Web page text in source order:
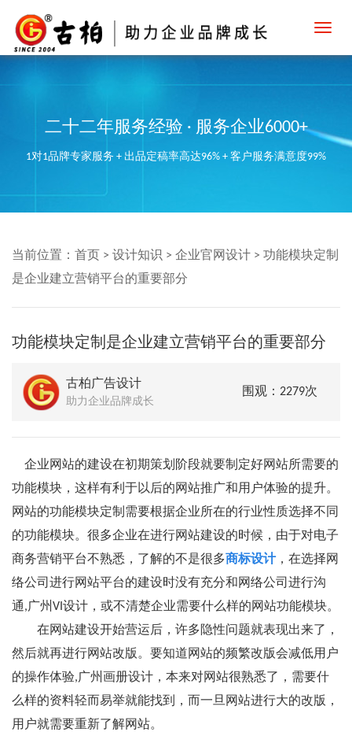
二十二年服务经验 · 服务企业6000+
1对1品牌专家服务 + 出品定稿率高达96% + 客户服务满意度99%
当前位置： 首页 > 设计知识 > 企业官网设计 > 功能模块定制
是企业建立营销平台的重要部分
功能模块定制是企业建立营销平台的重要部分
古柏广告设计
助力企业品牌成长
围观：2279次
企业网站的建设在初期策划阶段就要制定好网站所需要的
功能模块，这样有利于以后的网站推广和用户体验的提升。
网站的功能模块定制需要根据企业所在的行业性质选择不同
的功能模块。很多企业在进行网站建设的时候，由于对电子
商务营销平台不熟悉，了解的不是很多商标设计，在选择网
络公司进行网站平台的建设时没有充分和网络公司进行沟
通,广州VI设计，或不清楚企业需要什么样的网站功能模块。
在网站建设开始营运后，许多隐性问题就表现出来了，
然后就再进行网站改版。要知道网站的频繁改版会减低用户
的操作体验,广州画册设计，本来对网站很熟悉了，需要什
么样的资料轻而易举就能找到，而一旦网站进行大的改版，
用户就需要重新了解网站。